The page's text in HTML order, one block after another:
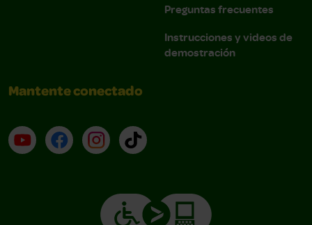
Preguntas frecuentes
Instrucciones y videos de
demostración
Mantente conectado
YouTube (en inglés)
Facebook (en inglés)
Instagram (en inglés)
TikTok